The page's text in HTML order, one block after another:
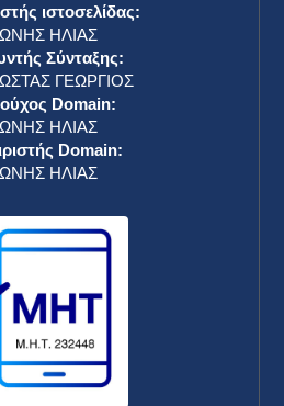
ιστοσελίδας:
ΗΛΙΑΣ
Σύνταξης:
ΓΕΩΡΓΙΟΣ
Domain:
ΗΛΙΑΣ
Domain:
ΗΛΙΑΣ